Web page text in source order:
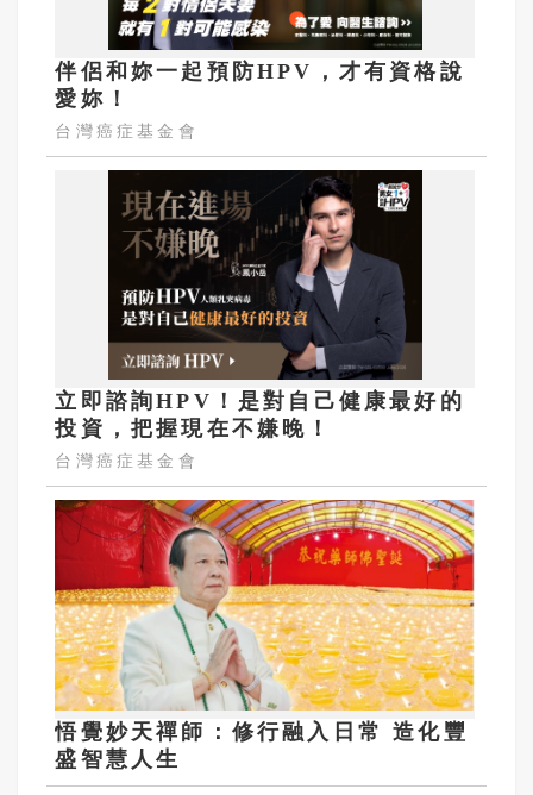
伴侶和妳一起預防HPV，才有資格說
愛妳！
台灣癌症基金會
立即諮詢HPV！是對自己健康最好的
投資，把握現在不嫌晚！
台灣癌症基金會
悟覺妙天禪師：修行融入日常 造化豐
盛智慧人生